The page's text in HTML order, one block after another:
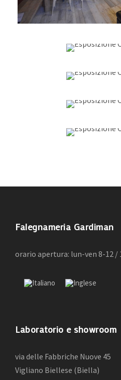
Falegnameria Gardiman
orario apertura: lun-ven 8-12 /
Laboratorio e showroom
via delle Fabbriche Nuove 45
Vigliano Biellese (Biella)